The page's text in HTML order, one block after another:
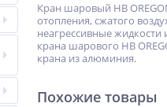
Кран шаровый НВ
отопления, сжатого
неагрессивные жидкости
крана шарового НВ
крана из алюминия.
Похожие товары